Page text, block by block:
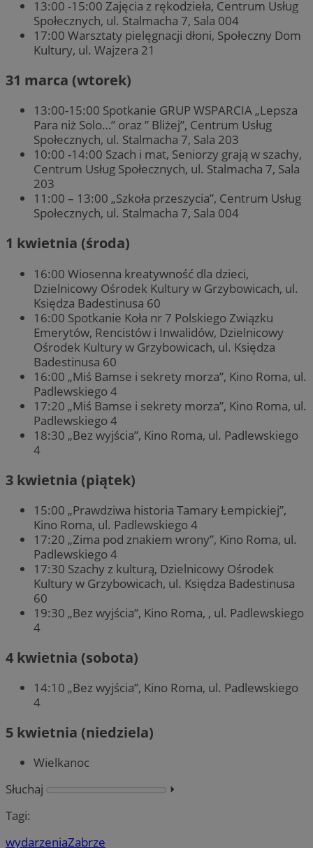
13:00 -15:00 Zajęcia z rękodzieła, Centrum Usług
Społecznych, ul. Stalmacha 7, Sala 004
17:00 Warsztaty pielęgnacji dłoni, Społeczny Dom
Kultury, ul. Wajzera 21
31 marca (wtorek)
13:00-15:00 Spotkanie GRUP WSPARCIA „Lepsza
Para niż Solo…” oraz ” Bliżej”, Centrum Usług
Społecznych, ul. Stalmacha 7, Sala 203
10:00 -14:00 Szach i mat, Seniorzy grają w szachy,
Centrum Usług Społecznych, ul. Stalmacha 7, Sala
203
11:00 – 13:00 „Szkoła przeszycia”, Centrum Usług
Społecznych, ul. Stalmacha 7, Sala 004
1 kwietnia (środa)
16:00 Wiosenna kreatywność dla dzieci,
Dzielnicowy Ośrodek Kultury w Grzybowicach, ul.
Księdza Badestinusa 60
16:00 Spotkanie Koła nr 7 Polskiego Związku
Emerytów, Rencistów i Inwalidów, Dzielnicowy
Ośrodek Kultury w Grzybowicach, ul. Księdza
Badestinusa 60
16:00 „Miś Bamse i sekrety morza”, Kino Roma, ul.
Padlewskiego 4
17:20 „Miś Bamse i sekrety morza”, Kino Roma, ul.
Padlewskiego 4
18:30 „Bez wyjścia”, Kino Roma, ul. Padlewskiego
4
3 kwietnia (piątek)
15:00 „Prawdziwa historia Tamary Łempickiej”,
Kino Roma, ul. Padlewskiego 4
17:20 „Zima pod znakiem wrony”, Kino Roma, ul.
Padlewskiego 4
17:30 Szachy z kulturą, Dzielnicowy Ośrodek
Kultury w Grzybowicach, ul. Księdza Badestinusa
60
19:30 „Bez wyjścia”, Kino Roma, , ul. Padlewskiego
4
4 kwietnia (sobota)
14:10 „Bez wyjścia”, Kino Roma, ul. Padlewskiego
4
5 kwietnia (niedziela)
Wielkanoc
Słuchaj
⏵︎
Tagi:
wydarzeniaZabrze